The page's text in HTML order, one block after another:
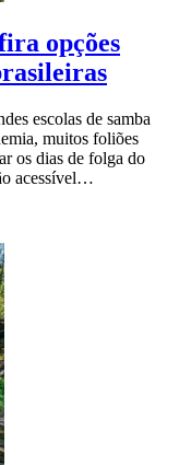
opções
escolas de samba
muitos foliões
os dias de folga do
acessível…